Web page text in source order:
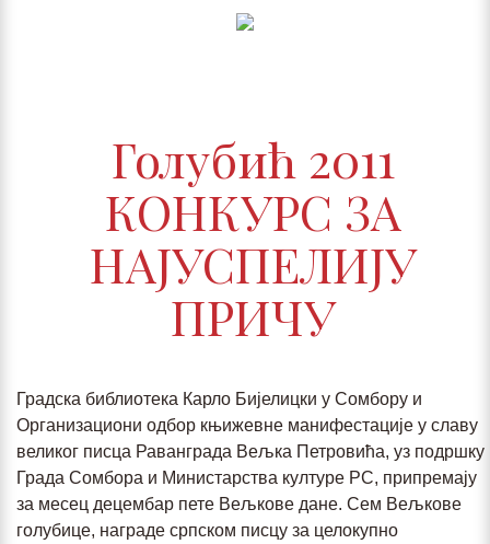
Голубић 2011
КОНКУРС ЗА
НАЈУСПЕЛИЈУ
ПРИЧУ
Градска библиотека Карло Бијелицки у Сомбору и
Организациони одбор књижевне манифестације у славу
великог писца Раванграда Вељка Петровића, уз подршку
Града Сомбора и Министарства културе РС, припремају
за месец децембар пете Вељкове дане. Сем Вељкове
голубице, награде српском писцу за целокупно